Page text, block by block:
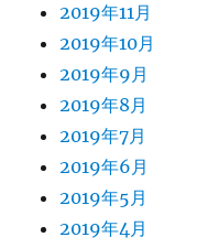
2019年11月
2019年10月
2019年9月
2019年8月
2019年7月
2019年6月
2019年5月
2019年4月